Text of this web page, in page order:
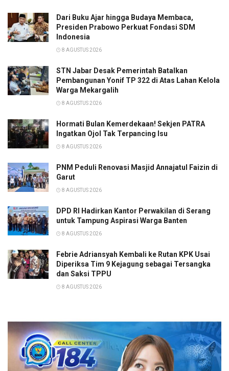
Dari Buku Ajar hingga Budaya Membaca,
Presiden Prabowo Perkuat Fondasi SDM
Indonesia
8 AGUSTUS 2026
STN Jabar Desak Pemerintah Batalkan
Pembangunan Yonif TP 322 di Atas Lahan Kelola
Warga Mekargalih
8 AGUSTUS 2026
Hormati Bulan Kemerdekaan! Sekjen PATRA
Ingatkan Ojol Tak Terpancing Isu
8 AGUSTUS 2026
PNM Peduli Renovasi Masjid Annajatul Faizin di
Garut
8 AGUSTUS 2026
DPD RI Hadirkan Kantor Perwakilan di Serang
untuk Tampung Aspirasi Warga Banten
8 AGUSTUS 2026
Febrie Adriansyah Kembali ke Rutan KPK Usai
Diperiksa Tim 9 Kejagung sebagai Tersangka
dan Saksi TPPU
8 AGUSTUS 2026